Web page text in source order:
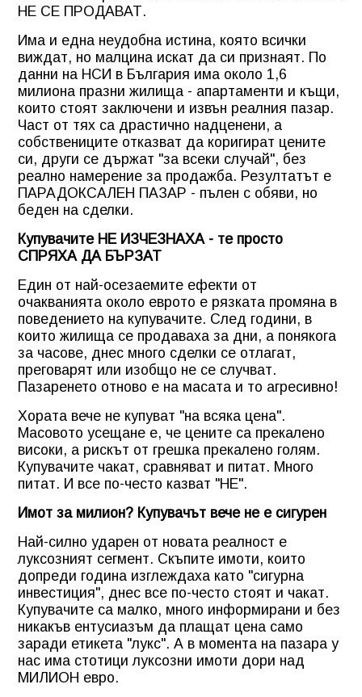
НЕ СЕ ПРОДАВАТ.
Има и една неудобна истина, която всички
виждат, но малцина искат да си признаят. По
данни на НСИ в България има около 1,6
милиона празни жилища - апартаменти и къщи,
които стоят заключени и извън реалния пазар.
Част от тях са драстично надценени, а
собствениците отказват да коригират цените
си, други се държат "за всеки случай", без
реално намерение за продажба. Резултатът е
ПАРАДОКСАЛЕН ПАЗАР - пълен с обяви, но
беден на сделки.
Купувачите НЕ ИЗЧЕЗНАХА - те просто
СПРЯХА ДА БЪРЗАТ
Един от най-осезаемите ефекти от
очакванията около еврото е рязката промяна в
поведението на купувачите. След години, в
които жилища се продаваха за дни, а понякога
за часове, днес много сделки се отлагат,
преговарят или изобщо не се случват.
Пазаренето отново е на масата и то агресивно!
Хората вече не купуват "на всяка цена".
Масовото усещане е, че цените са прекалено
високи, а рискът от грешка прекалено голям.
Купувачите чакат, сравняват и питат. Много
питат. И все по-често казват "НЕ".
Имот за милион? Купувачът вече не е сигурен
Най-силно ударен от новата реалност е
луксозният сегмент. Скъпите имоти, които
допреди година изглеждаха като "сигурна
инвестиция", днес все по-често стоят и чакат.
Купувачите са малко, много информирани и без
никакъв ентусиазъм да плащат цена само
заради етикета "лукс". А в момента на пазара у
нас има стотици луксозни имоти дори над
МИЛИОН евро.